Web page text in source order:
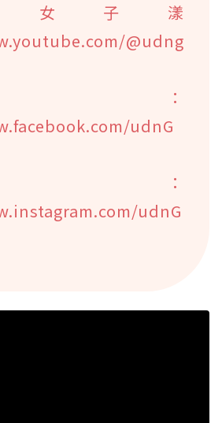
女子漾
@udng
：
udnG
：
udnG